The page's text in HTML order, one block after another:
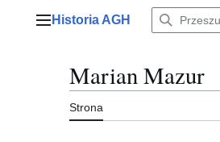
Menu główne
Historia AGH
Marian Mazur
Strona